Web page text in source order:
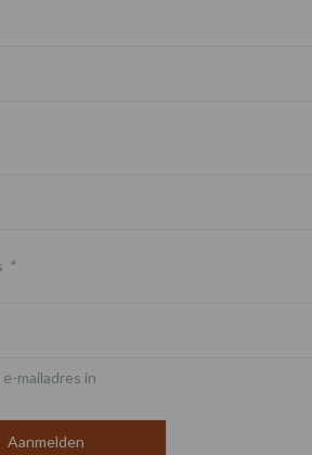
*
mailadres in